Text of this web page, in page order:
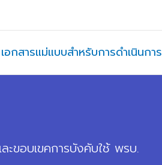
เอกสารแม่แบบสำหรับการดำเนินการ
ขอบเขคการบังคับใช้ พรบ.